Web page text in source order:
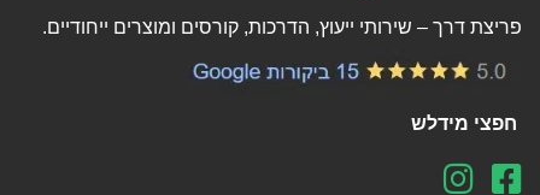
פריצת דרך – שירותי ייעוץ, הדרכות, קורסים ומוצרים ייחודיים.
חפצי מידלש